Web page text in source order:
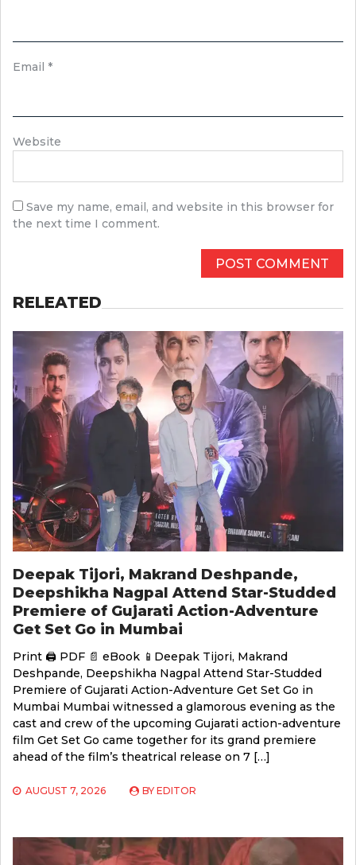
Email *
Website
Save my name, email, and website in this browser for
the next time I comment.
RELEATED
Deepak Tijori, Makrand Deshpande,
Deepshikha Nagpal Attend Star-Studded
Premiere of Gujarati Action-Adventure
Get Set Go in Mumbai
Print 🖨 PDF 📄 eBook 📱Deepak Tijori, Makrand
Deshpande, Deepshikha Nagpal Attend Star-Studded
Premiere of Gujarati Action-Adventure Get Set Go in
Mumbai Mumbai witnessed a glamorous evening as the
cast and crew of the upcoming Gujarati action-adventure
film Get Set Go came together for its grand premiere
ahead of the film’s theatrical release on 7 […]
AUGUST 7, 2026 BY EDITOR